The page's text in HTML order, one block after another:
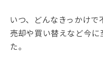
いつ、どんなきっかけで
売却や買い替えなど今
た。